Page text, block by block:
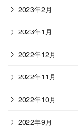
2023年2月
2023年1月
2022年12月
2022年11月
2022年10月
2022年9月